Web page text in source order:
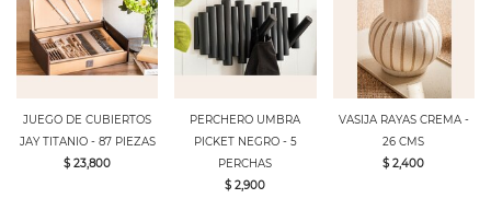
JUEGO DE CUBIERTOS
JAY TITANIO - 87 PIEZAS
$ 23,800
PERCHERO UMBRA
PICKET NEGRO - 5
PERCHAS
$ 2,900
VASIJA RAYAS CREMA -
26 CMS
$ 2,400